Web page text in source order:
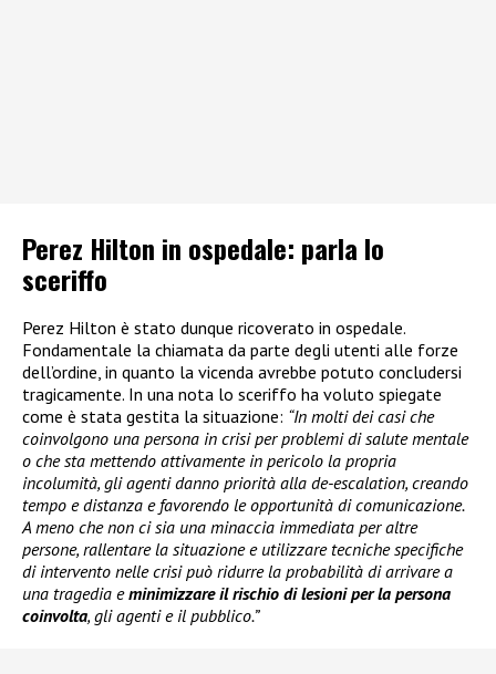
Perez Hilton in ospedale: parla lo
sceriffo
Perez Hilton è stato dunque ricoverato in ospedale.
Fondamentale la chiamata da parte degli utenti alle forze
dell’ordine, in quanto la vicenda avrebbe potuto concludersi
tragicamente. In una nota lo sceriffo ha voluto spiegate
come è stata gestita la situazione: “In molti dei casi che
coinvolgono una persona in crisi per problemi di salute mentale
o che sta mettendo attivamente in pericolo la propria
incolumità, gli agenti danno priorità alla de-escalation, creando
tempo e distanza e favorendo le opportunità di comunicazione.
A meno che non ci sia una minaccia immediata per altre
persone, rallentare la situazione e utilizzare tecniche specifiche
di intervento nelle crisi può ridurre la probabilità di arrivare a
una tragedia eminimizzare il rischio di lesioni per la persona
coinvolta, gli agenti e il pubblico.”